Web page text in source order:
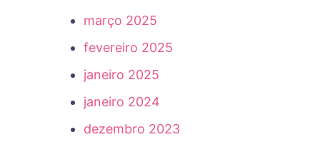
março 2025
fevereiro 2025
janeiro 2025
janeiro 2024
dezembro 2023